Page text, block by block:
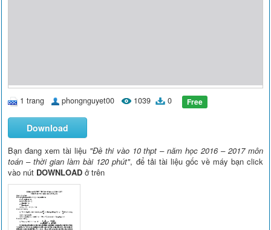
1 trang phongnguyet00 1039 0 Free
Download
Bạn đang xem tài liệu "Đề thi vào 10 thpt – năm học 2016 – 2017 môn
toán – thời gian làm bài 120 phút", để tải tài liệu gốc về máy bạn click
vào nút DOWNLOAD ở trên